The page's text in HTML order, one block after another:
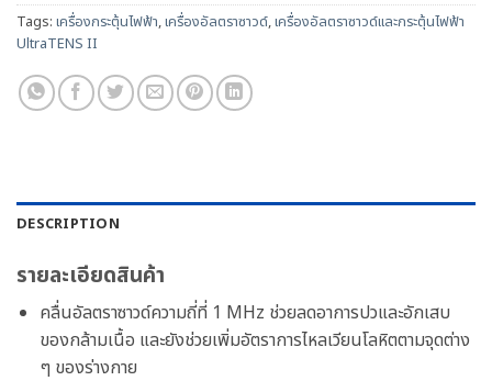
Tags: เครื่องกระตุ้นไฟฟ้า,เครื่องอัลตราซาวด์,เครื่องอัลตราซาวด์และกระตุ้นไฟฟ้า
UltraTENS II
DESCRIPTION
รายละเอียดสินค้า
คลื่นอัลตราซาวด์ความถี่ที่ 1 MHz ช่วยลดอาการปวและอักเสบ
ของกล้ามเนื้อ และยังช่วยเพิ่มอัตราการไหลเวียนโลหิตตามจุดต่าง
ๆ ของร่างกาย